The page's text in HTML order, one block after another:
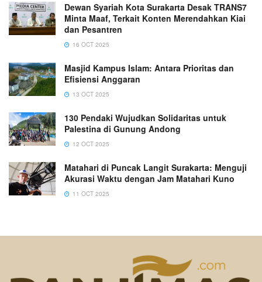
Dewan Syariah Kota Surakarta Desak TRANS7
Minta Maaf, Terkait Konten Merendahkan Kiai
dan Pesantren
16 OCT 2025
Masjid Kampus Islam: Antara Prioritas dan
Efisiensi Anggaran
13 OCT 2025
130 Pendaki Wujudkan Solidaritas untuk
Palestina di Gunung Andong
12 OCT 2025
Matahari di Puncak Langit Surakarta: Menguji
Akurasi Waktu dengan Jam Matahari Kuno
11 OCT 2025